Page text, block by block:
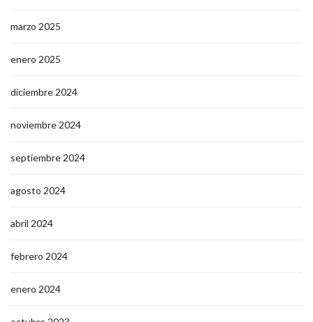
marzo 2025
enero 2025
diciembre 2024
noviembre 2024
septiembre 2024
agosto 2024
abril 2024
febrero 2024
enero 2024